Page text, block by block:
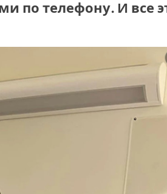
по телефону. И все